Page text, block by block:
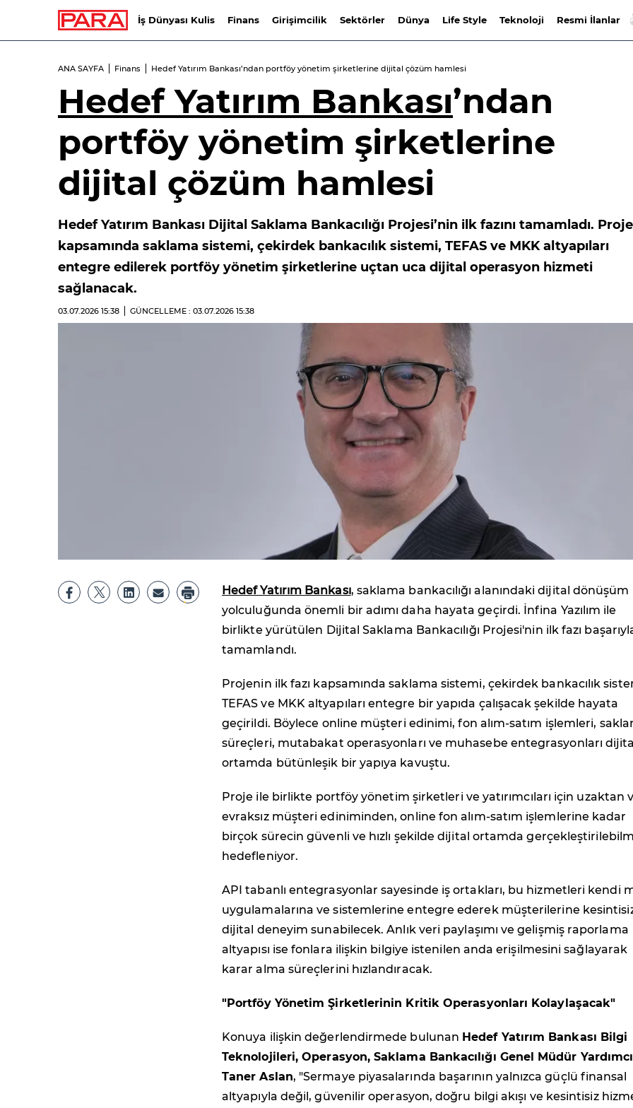
İş Dünyası Kulis Finans Girişimcilik Sektörler Dünya Life Style Teknoloji Resmi İlanlar
ANA SAYFA Finans Hedef Yatırım Bankası’ndan portföy yönetim şirketlerine dijital çözüm hamlesi
Hedef Yatırım Bankası’ndan
portföy yönetim şirketlerine
dijital çözüm hamlesi
Hedef Yatırım Bankası Dijital Saklama Bankacılığı Projesi’nin ilk fazını tamamladı. Proje
kapsamında saklama sistemi, çekirdek bankacılık sistemi, TEFAS ve MKK altyapıları
entegre edilerek portföy yönetim şirketlerine uçtan uca dijital operasyon hizmeti
sağlanacak.
03.07.2026 15:38 GÜNCELLEME : 03.07.2026 15:38
Hedef Yatırım Bankası, saklama bankacılığı alanındaki dijital dönüşüm
yolculuğunda önemli bir adımı daha hayata geçirdi. İnfina Yazılım ile
birlikte yürütülen Dijital Saklama Bankacılığı Projesi'nin ilk fazı
tamamlandı.
Projenin ilk fazı kapsamında saklama sistemi, çekirdek bankacılık
TEFAS ve MKK altyapıları entegre bir yapıda çalışacak şekilde hayata
geçirildi. Böylece online müşteri edinimi, fon alım-satım işlemleri,
süreçleri, mutabakat operasyonları ve muhasebe entegrasyonları
ortamda bütünleşik bir yapıya kavuştu.
Proje ile birlikte portföy yönetim şirketleri ve yatırımcıları için uzaktan
evraksız müşteri ediniminden, online fon alım-satım işlemlerine kadar
birçok sürecin güvenli ve hızlı şekilde dijital ortamda
hedefleniyor.
API tabanlı entegrasyonlar sayesinde iş ortakları, bu hizmetleri kendi
uygulamalarına ve sistemlerine entegre ederek müşterilerine
dijital deneyim sunabilecek. Anlık veri paylaşımı ve gelişmiş raporlama
altyapısı ise fonlara ilişkin bilgiye istenilen anda erişilmesini sağlayarak
karar alma süreçlerini hızlandıracak.
"Portföy Yönetim Şirketlerinin Kritik Operasyonları Kolaylaşacak"
Konuya ilişkin değerlendirmede bulunan Hedef Yatırım Bankası Bilgi
Teknolojileri, Operasyon, Saklama Bankacılığı Genel Müdür
Taner Aslan, "Sermaye piyasalarında başarının yalnızca güçlü finansal
altyapıyla değil, güvenilir operasyon, doğru bilgi akışı ve kesintisiz